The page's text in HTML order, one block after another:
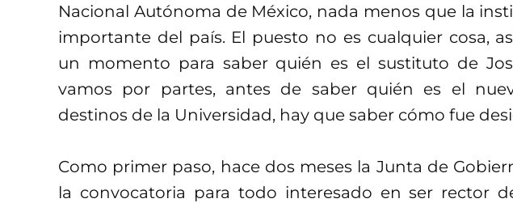
Nacional Autónoma de México, nada menos que la
importante del país. El puesto no es cualquier cosa,
un momento para saber quién es el sustituto de
vamos por partes, antes de saber quién es el
destinos de la Universidad, hay que saber cómo fue
Como primer paso, hace dos meses la Junta de
la convocatoria para todo interesado en ser rector